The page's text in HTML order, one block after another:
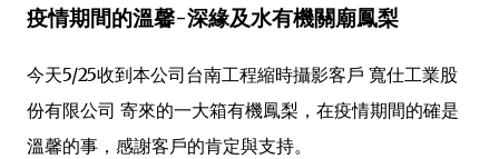
疫情期間的溫馨-深緣及水有機關廟鳳梨
今天5/25收到本公司台南工程縮時攝影客戶 寬仕工業股
份有限公司 寄來的一大箱有機鳳梨，在疫情期間的確是
溫馨的事，感謝客戶的肯定與支持。